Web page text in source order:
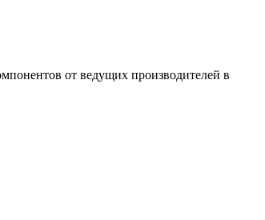
от ведущих производителей в